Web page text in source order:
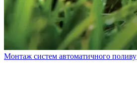
Монтаж систем автоматичного поливу